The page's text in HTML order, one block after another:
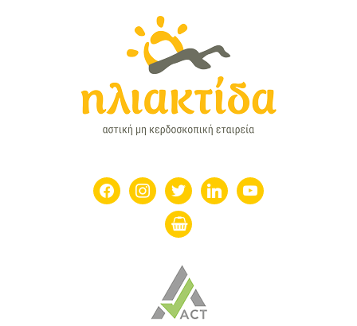
facebookinstagramtwitter linkedin youtube
shopping-
basket